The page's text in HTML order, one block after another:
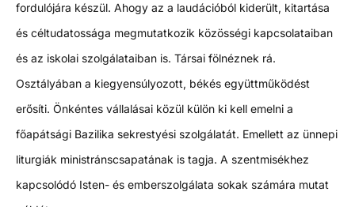
fordulójára készül. Ahogy az a laudációból kiderült, kitartása
és céltudatossága megmutatkozik közösségi kapcsolataiban
és az iskolai szolgálataiban is. Társai fölnéznek rá.
Osztályában a kiegyensúlyozott, békés együttműködést
erősíti. Önkéntes vállalásai közül külön ki kell emelni a
főapátsági Bazilika sekrestyési szolgálatát. Emellett az ünnepi
liturgiák ministránscsapatának is tagja. A szentmisékhez
kapcsolódó Isten- és emberszolgálata sokak számára mutat